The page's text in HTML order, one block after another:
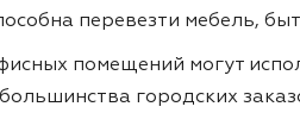
перевезти мебель,
помещений могут
городских